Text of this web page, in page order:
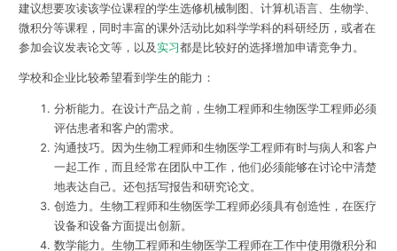
建议想要攻读该学位课程的学生选修机械制图、计算机语言、生物学、
微积分等课程，同时丰富的课外活动比如科学学科的科研经历，或者在
参加会议发表论文等，以及实习都是比较好的选择增加申请竞争力。
学校和企业比较希望看到学生的能力：
分析能力。在设计产品之前，生物工程师和生物医学工程师必须
评估患者和客户的需求。
沟通技巧。因为生物工程师和生物医学工程师有时与病人和客户
一起工作，而且经常在团队中工作，他们必须能够在讨论中清楚
地表达自己。还包括写报告和研究论文。
创造力。生物工程师和生物医学工程师必须具有创造性，在医疗
设备和设备方面提出创新。
数学能力。生物工程师和生物医学工程师在工作中使用微积分和